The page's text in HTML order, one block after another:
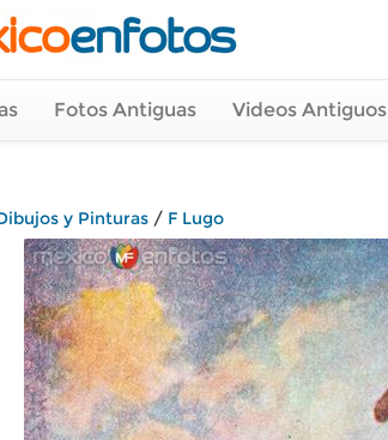
Fotos Antiguas Videos Antiguos
y Pinturas / F Lugo